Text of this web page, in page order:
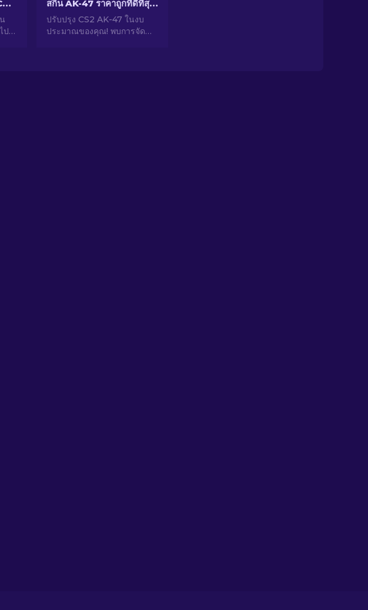
สกิน AK-47 ที่ดีที่สุดใน CS2: ตั้งแต่ถูกไปจนถึงแพง
ป
สกิน AK-47 ราคาถูกที่ดีที่สุดใน CS2 ต่ำกว่า 10 ดอลลาร์
ปรับปรุง CS2 AK-47 ในงบ
ประมาณของคุณ! พบการจัด